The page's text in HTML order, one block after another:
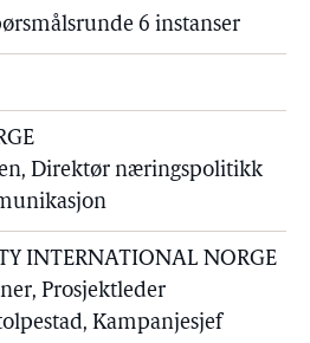
6 instanser
Direktør næringspolitikk
INTERNATIONAL NORGE
Prosjektleder
Kampanjesjef